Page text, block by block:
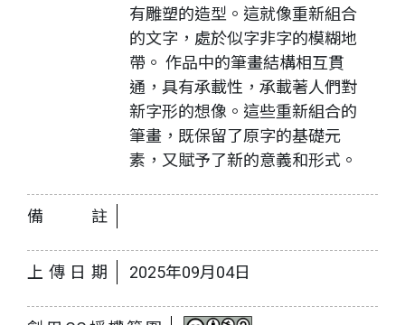
有雕塑的造型。這就像重新組合
的文字，處於似字非字的模糊地
帶。 作品中的筆畫結構相互貫
通，具有承載性，承載著人們對
新字形的想像。這些重新組合的
筆畫，既保留了原字的基礎元
素，又賦予了新的意義和形式。
備註
上傳日期 2025年09月04日